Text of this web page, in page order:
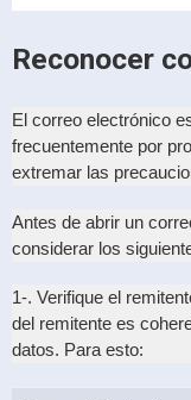
Reconocer
El correo electrónico
frecuentemente por
extremar las
Antes de abrir un
considerar los
1-. Verifique el
del remitente es
datos. Para esto: